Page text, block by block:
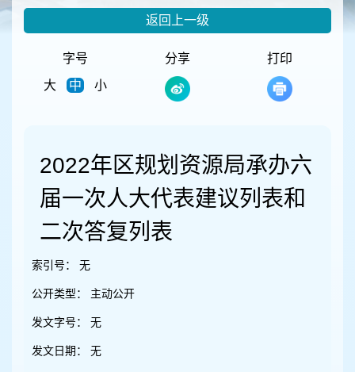
网
返回上一级
字号
大
中 小
分享 打印
2022年区规划资源局承办六
届一次人大代表建议列表和
二次答复列表
索引号： 无
公开类型： 主动公开
发文字号： 无
发文日期： 无